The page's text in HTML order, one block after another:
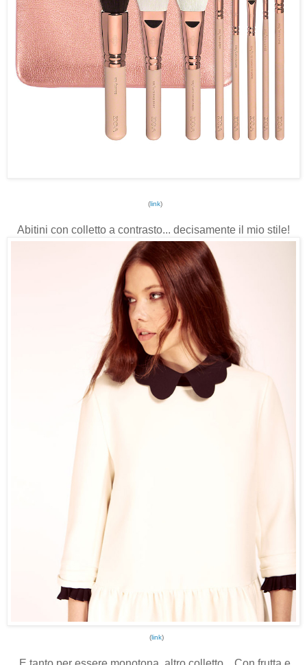
(link)
Abitini con colletto a contrasto... decisamente il mio stile!
(link)